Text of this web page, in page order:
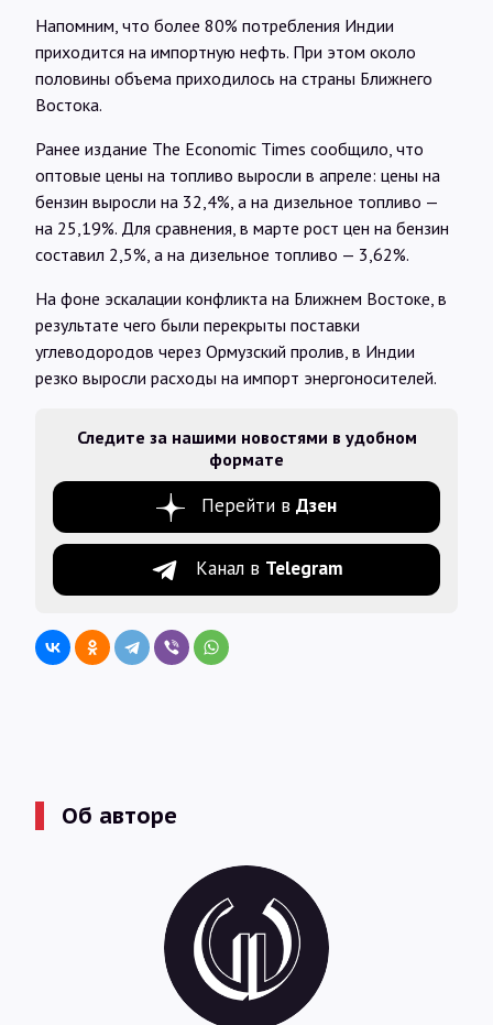
Напомним, что более 80% потребления Индии
приходится на импортную нефть. При этом около
половины объема приходилось на страны Ближнего
Востока.
Ранее издание The Economic Times сообщило, что
оптовые цены на топливо выросли в апреле: цены на
бензин выросли на 32,4%, а на дизельное топливо —
на 25,19%. Для сравнения, в марте рост цен на бензин
составил 2,5%, а на дизельное топливо — 3,62%.
На фоне эскалации конфликта на Ближнем Востоке, в
результате чего были перекрыты поставки
углеводородов через Ормузский пролив, в Индии
резко выросли расходы на импорт энергоносителей.
Следите за нашими новостями в удобном
формате
Перейти в Дзен
Канал в Telegram
Об авторе